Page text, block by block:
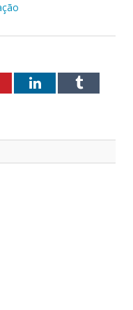
LinkedInTumblr